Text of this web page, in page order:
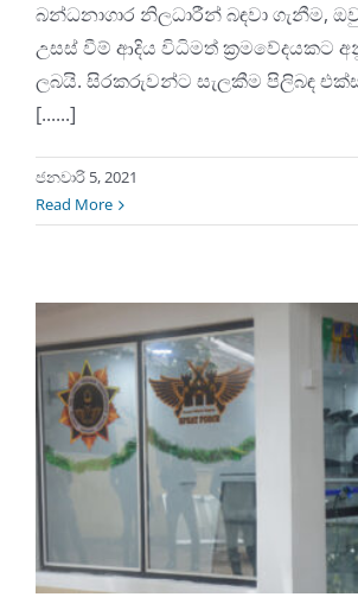
බන්ධනාගාර නිලධාරීන් බඳවා ගැනීම,
උසස් වීම් ආදිය විධිමත් ක්‍රමවේදයකට
ලබයි. සිරකරුවන්ට සැලකීම පිලිබඳ
[......]
ජනවාරි 5, 2021
Read More